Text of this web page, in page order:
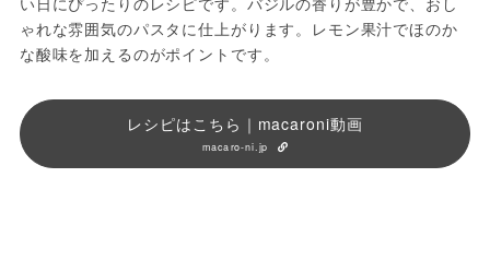
ゃれな雰囲気のパスタに仕上がります。レモン果汁でほのか
な酸味を加えるのがポイントです。
レシピはこちら｜macaroni動画
macaro-ni.jp